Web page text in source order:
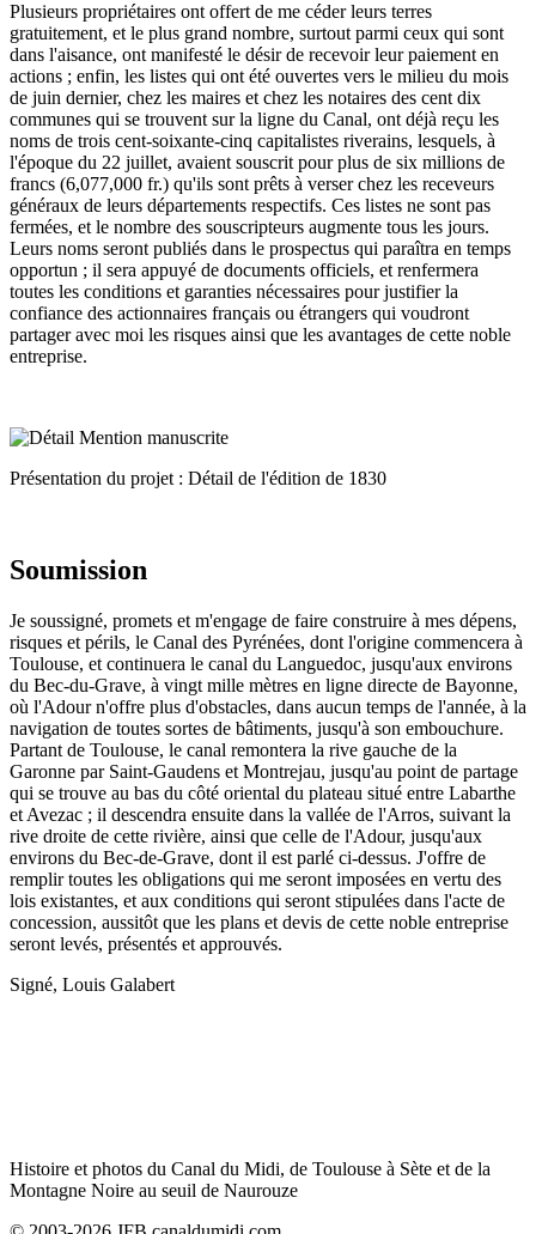
Plusieurs propriétaires ont offert de me céder leurs terres
gratuitement, et le plus grand nombre, surtout parmi ceux qui sont
dans l'aisance, ont manifesté le désir de recevoir leur paiement en
actions ; enfin, les listes qui ont été ouvertes vers le milieu du mois
de juin dernier, chez les maires et chez les notaires des cent dix
communes qui se trouvent sur la ligne du Canal, ont déjà reçu les
noms de trois cent-soixante-cinq capitalistes riverains, lesquels, à
l'époque du 22 juillet, avaient souscrit pour plus de six millions de
francs (6,077,000 fr.) qu'ils sont prêts à verser chez les receveurs
généraux de leurs départements respectifs. Ces listes ne sont pas
fermées, et le nombre des souscripteurs augmente tous les jours.
Leurs noms seront publiés dans le prospectus qui paraîtra en temps
opportun ; il sera appuyé de documents officiels, et renfermera
toutes les conditions et garanties nécessaires pour justifier la
confiance des actionnaires français ou étrangers qui voudront
partager avec moi les risques ainsi que les avantages de cette noble
entreprise.
Présentation du projet : Détail de l'édition de 1830
Soumission
Je soussigné, promets et m'engage de faire construire à mes dépens,
risques et périls, le Canal des Pyrénées, dont l'origine commencera à
Toulouse, et continuera le canal du Languedoc, jusqu'aux environs
du Bec-du-Grave, à vingt mille mètres en ligne directe de Bayonne,
où l'Adour n'offre plus d'obstacles, dans aucun temps de l'année, à la
navigation de toutes sortes de bâtiments, jusqu'à son embouchure.
Partant de Toulouse, le canal remontera la rive gauche de la
Garonne par Saint-Gaudens et Montrejau, jusqu'au point de partage
qui se trouve au bas du côté oriental du plateau situé entre Labarthe
et Avezac ; il descendra ensuite dans la vallée de l'Arros, suivant la
rive droite de cette rivière, ainsi que celle de l'Adour, jusqu'aux
environs du Bec-de-Grave, dont il est parlé ci-dessus. J'offre de
remplir toutes les obligations qui me seront imposées en vertu des
lois existantes, et aux conditions qui seront stipulées dans l'acte de
concession, aussitôt que les plans et devis de cette noble entreprise
seront levés, présentés et approuvés.
Signé, Louis Galabert
Histoire et photos du Canal du Midi, de Toulouse à Sète et de la
Montagne Noire au seuil de Naurouze